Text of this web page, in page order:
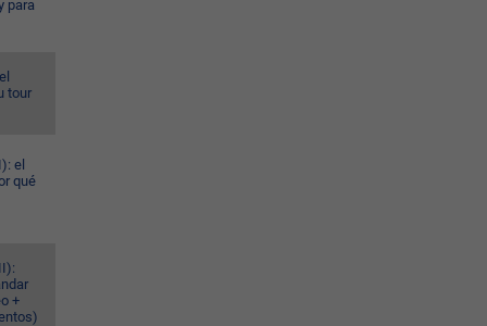
para
tour
el
qué
+